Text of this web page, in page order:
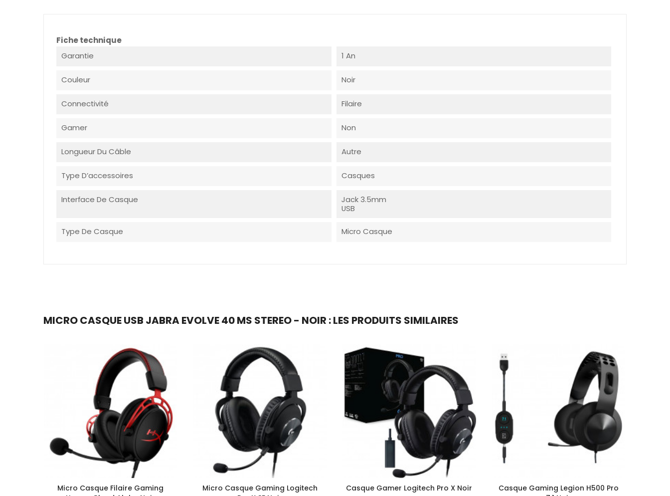
Fiche technique
Garantie
1 An
Couleur Noir
Connectivité Filaire
Gamer Non
Longueur Du Câble Autre
Type D’accessoires Casques
Interface De Casque
Jack 3.5mm
USB
Type De Casque Micro Casque
MICRO CASQUE USB JABRA EVOLVE 40 MS STEREO - NOIR : LES PRODUITS SIMILAIRES
Micro Casque Filaire Gaming
Micro Casque Gaming Logitech
Casque Gamer Logitech Pro X Noir
Casque Gaming Legion H500 Pro